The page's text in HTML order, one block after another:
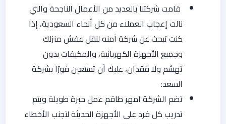
قامت شركتنا بالعديد من الأعمال الناجحة والتي
نالت إعجاب العملاء من كل أنحاء السعودية، إذا
كنت تبحث عن شركة آمنه لنقل عفش منزلك
وجميع الأجهزة الكهربائية، والمكيفات بدون
تهشم ولا فقدان، عليك أن تستعين فورًا بشركة
السعد:
تضم الشركة امهر طاقم عمل خبرة طويلة ويتم
تدريب كل فرد على الأجهزة الحديثة لتجنب الأخطاء